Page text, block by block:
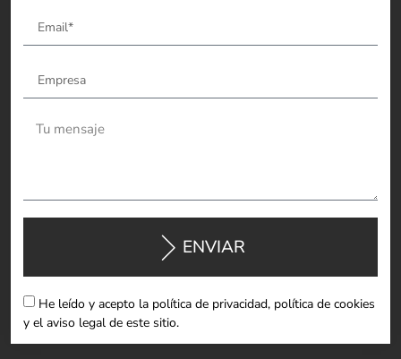
He leído y acepto la política de privacidad, política de cookies
y el aviso legal de este sitio.
ENVIAR